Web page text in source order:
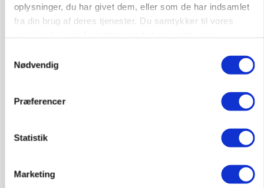
oplysninger, du har givet dem, eller som de har indsamlet
fra din brug af deres tjenester. Du samtykker til vores
Nødvendig
Præferencer
Statistik
Marketing
KVÆG
PLANTER
Før såmaskinen kører: Her er efterårets største